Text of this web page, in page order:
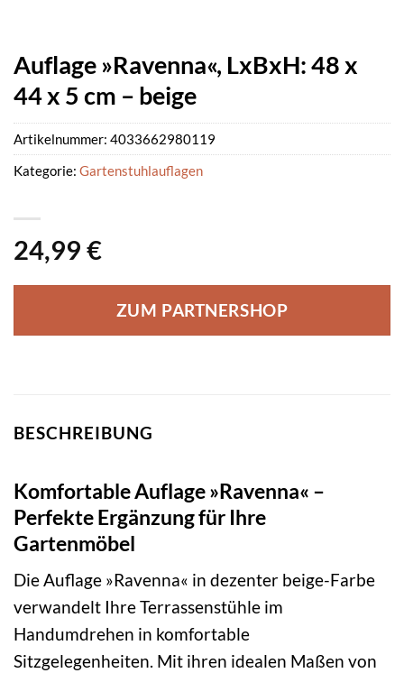
Auflage »Ravenna«, LxBxH: 48 x
44 x 5 cm – beige
24,99 €
ZUM PARTNERSHOP
Artikelnummer: 4033662980119
Kategorie: Gartenstuhlauflagen
BESCHREIBUNG
Komfortable Auflage »Ravenna« –
Perfekte Ergänzung für Ihre
Gartenmöbel
Die Auflage »Ravenna« in dezenter beige-Farbe
verwandelt Ihre Terrassenstühle im
Handumdrehen in komfortable
Sitzgelegenheiten. Mit ihren idealen Maßen von